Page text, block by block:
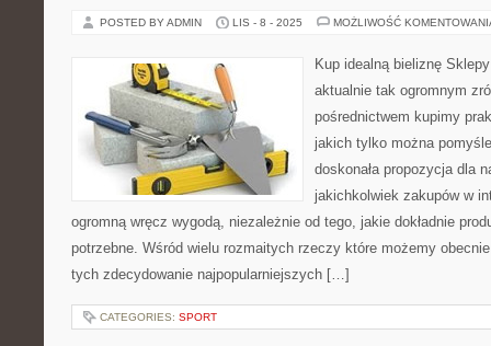
POSTED BY ADMIN LIS - 8 - 2025 MOŻLIWOŚĆ
Kup idealną bieliznę
aktualnie tak ogromnym
pośrednictwem kupimy
jakich tylko można
doskonała propozycja dla
jakichkolwiek zakupów w
ogromną wręcz wygodą, niezależnie od tego, jakie dokładnie
potrzebne. Wśród wielu rozmaitych rzeczy które możemy
tych zdecydowanie najpopularniejszych […]
CATEGORIES: SPORT